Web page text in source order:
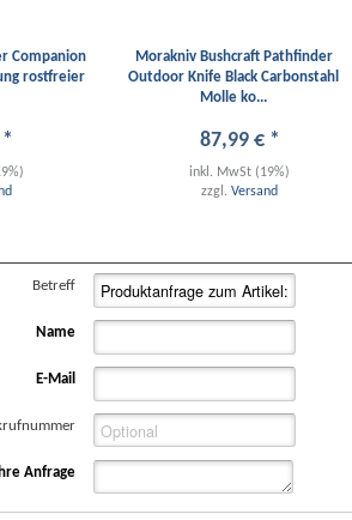
Companion
rostfreier
*
Morakniv Bushcraft Pathfinder
Outdoor Knife Black Carbonstahl
Molle ko...
87,99 €*
inkl. MwSt (19%)
zzgl. Versand
Betreff
Name
E-Mail
Ihre Anfrage